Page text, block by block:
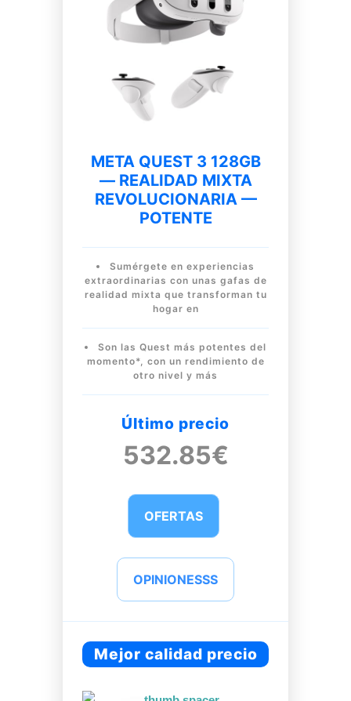
META QUEST 3 128GB
— REALIDAD MIXTA
REVOLUCIONARIA —
POTENTE
Sumérgete en experiencias
extraordinarias con unas gafas de
realidad mixta que transforman tu
hogar en
Son las Quest más potentes del
momento*, con un rendimiento de
otro nivel y más
Último precio
532.85€
OFERTAS
OPINIONESSS
Mejor calidad precio